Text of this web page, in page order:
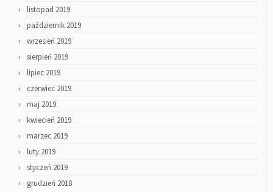
listopad 2019
październik 2019
wrzesień 2019
sierpień 2019
lipiec 2019
czerwiec 2019
maj 2019
kwiecień 2019
marzec 2019
luty 2019
styczeń 2019
grudzień 2018